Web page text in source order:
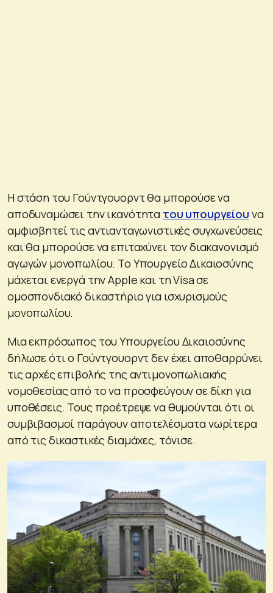
Η στάση του Γούντγουορντ θα μπορούσε να
αποδυναμώσει την ικανότητα του υπουργείου να
αμφισβητεί τις αντιανταγωνιστικές συγχωνεύσεις
και θα μπορούσε να επιταχύνει τον διακανονισμό
αγωγών μονοπωλίου. Το Υπουργείο Δικαιοσύνης
μάχεται ενεργά την Apple και τη Visa σε
ομοσπονδιακό δικαστήριο για ισχυρισμούς
μονοπωλίου.
Μια εκπρόσωπος του Υπουργείου Δικαιοσύνης
δήλωσε ότι ο Γούντγουορντ δεν έχει αποθαρρύνει
τις αρχές επιβολής της αντιμονοπωλιακής
νομοθεσίας από το να προσφεύγουν σε δίκη για
υποθέσεις. Τους προέτρεψε να θυμούνται ότι οι
συμβιβασμοί παράγουν αποτελέσματα νωρίτερα
από τις δικαστικές διαμάχες, τόνισε.